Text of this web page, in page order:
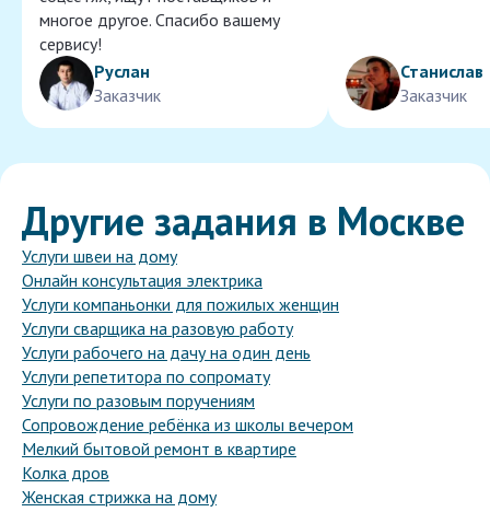
многое другое. Спасибо вашему
сервису!
Руслан
Заказчик
Станислав
Заказчик
Другие задания в Москве
Услуги швеи на дому
Онлайн консультация электрика
Услуги компаньонки для пожилых женщин
Услуги сварщика на разовую работу
Услуги рабочего на дачу на один день
Услуги репетитора по сопромату
Услуги по разовым поручениям
Сопровождение ребёнка из школы вечером
Мелкий бытовой ремонт в квартире
Колка дров
Женская стрижка на дому